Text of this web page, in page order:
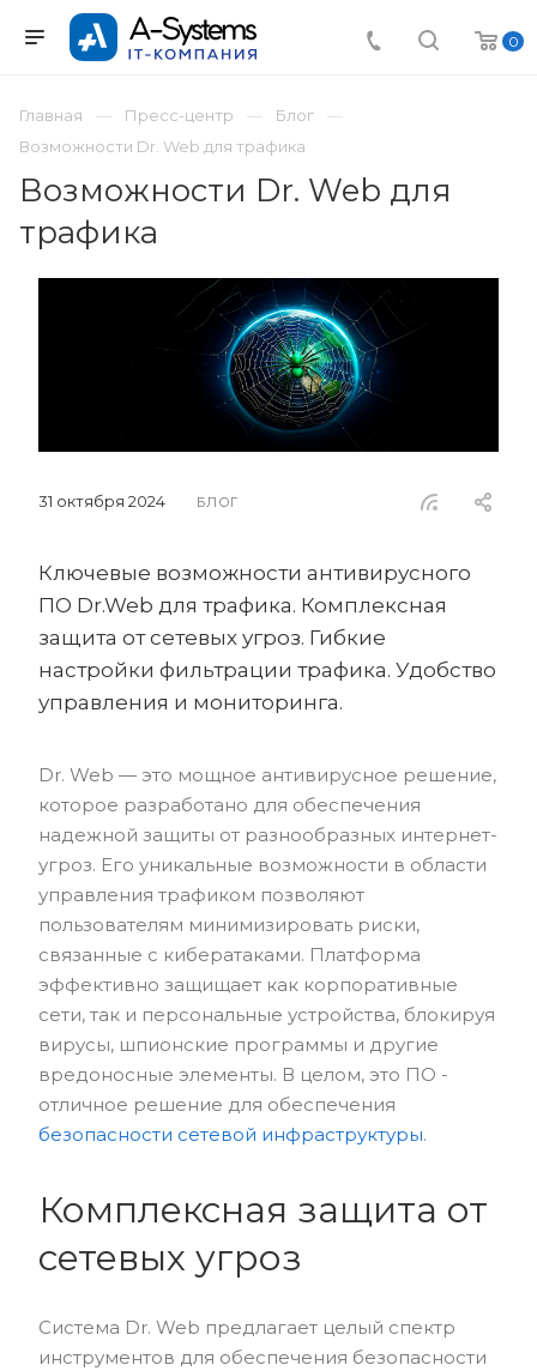
0
Главная Пресс-центр
Блог
Возможности Dr. Web для трафика
Возможности Dr. Web для
трафика
31 октября 2024 БЛОГ
Ключевые возможности антивирусного
ПО Dr.Web для трафика. Комплексная
защита от сетевых угроз. Гибкие
настройки фильтрации трафика. Удобство
управления и мониторинга.
Dr. Web — это мощное антивирусное решение,
которое разработано для обеспечения
надежной защиты от разнообразных интернет-
угроз. Его уникальные возможности в области
управления трафиком позволяют
пользователям минимизировать риски,
связанные с кибератаками. Платформа
эффективно защищает как корпоративные
сети, так и персональные устройства, блокируя
вирусы, шпионские программы и другие
вредоносные элементы. В целом, это ПО -
отличное решение для обеспечения
безопасности сетевой инфраструктуры.
Комплексная защита от
сетевых угроз
Система Dr. Web предлагает целый спектр
инструментов для обеспечения безопасности